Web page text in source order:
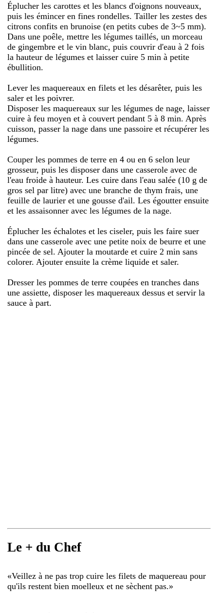
Éplucher les carottes et les blancs d'oignons nouveaux,
puis les émincer en fines rondelles. Tailler les zestes des
citrons confits en brunoise (en petits cubes de 3~5 mm).
Dans une poêle, mettre les légumes taillés, un morceau
de gingembre et le vin blanc, puis couvrir d'eau à 2 fois
la hauteur de légumes et laisser cuire 5 min à petite
ébullition.
Lever les maquereaux en filets et les désarêter, puis les
saler et les poivrer.
Disposer les maquereaux sur les légumes de nage, laisser
cuire à feu moyen et à couvert pendant 5 à 8 min. Après
cuisson, passer la nage dans une passoire et récupérer les
légumes.
Couper les pommes de terre en 4 ou en 6 selon leur
grosseur, puis les disposer dans une casserole avec de
l'eau froide à hauteur. Les cuire dans l'eau salée (10 g de
gros sel par litre) avec une branche de thym frais, une
feuille de laurier et une gousse d'ail. Les égoutter ensuite
et les assaisonner avec les légumes de la nage.
Éplucher les échalotes et les ciseler, puis les faire suer
dans une casserole avec une petite noix de beurre et une
pincée de sel. Ajouter la moutarde et cuire 2 min sans
colorer. Ajouter ensuite la crème liquide et saler.
Dresser les pommes de terre coupées en tranches dans
une assiette, disposer les maquereaux dessus et servir la
sauce à part.
Le + du Chef
«Veillez à ne pas trop cuire les filets de maquereau pour
qu'ils restent bien moelleux et ne sèchent pas.»